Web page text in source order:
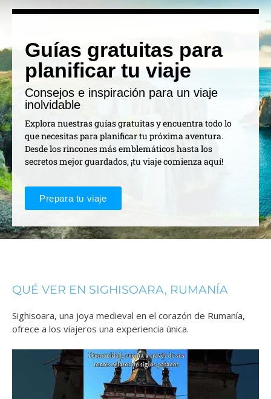
Guías gratuitas para
planificar tu viaje
Consejos e inspiración para un viaje
inolvidable
Explora nuestras guías gratuitas y encuentra todo lo
que necesitas para planificar tu próxima aventura.
Desde los rincones más emblemáticos hasta los
secretos mejor guardados, ¡tu viaje comienza aquí!
Prepara tu viaje
QUÉ VER EN SIGHISOARA, RUMANÍA
Sighisoara, una joya medieval en el corazón de Rumanía,
ofrece a los viajeros una experiencia única.